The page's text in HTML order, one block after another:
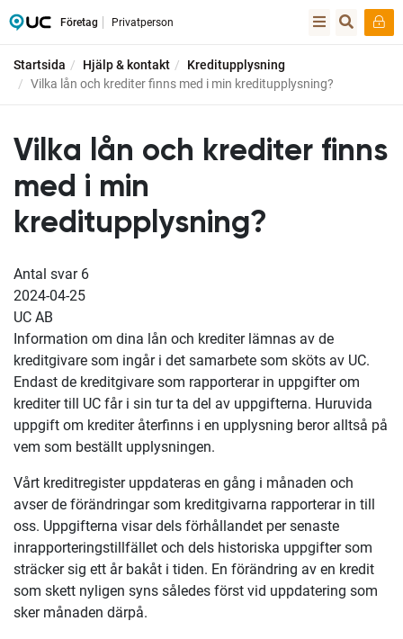
Företag Privatperson
Startsida Hjälp & kontakt
Kreditupplysning
Vilka lån och krediter finns med i min kreditupplysning?
Vilka lån och krediter finns
med i min
kreditupplysning?
Antal svar 6
2024-04-25
UC AB
Information om dina lån och krediter lämnas av de
kreditgivare som ingår i det samarbete som sköts av UC.
Endast de kreditgivare som rapporterar in uppgifter om
krediter till UC får i sin tur ta del av uppgifterna. Huruvida
uppgift om krediter återfinns i en upplysning beror alltså på
vem som beställt upplysningen.
Vårt kreditregister uppdateras en gång i månaden och
avser de förändringar som kreditgivarna rapporterar in till
oss. Uppgifterna visar dels förhållandet per senaste
inrapporteringstillfället och dels historiska uppgifter som
sträcker sig ett år bakåt i tiden. En förändring av en kredit
som skett nyligen syns således först vid uppdatering som
sker månaden därpå.